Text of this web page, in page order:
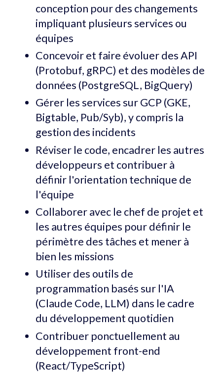
conception pour des changements
impliquant plusieurs services ou
équipes
Concevoir et faire évoluer des API
(Protobuf, gRPC) et des modèles de
données (PostgreSQL, BigQuery)
Gérer les services sur GCP (GKE,
Bigtable, Pub/Syb), y compris la
gestion des incidents
Réviser le code, encadrer les autres
développeurs et contribuer à
définir l'orientation technique de
l'équipe
Collaborer avec le chef de projet et
les autres équipes pour définir le
périmètre des tâches et mener à
bien les missions
Utiliser des outils de
programmation basés sur l'IA
(Claude Code, LLM) dans le cadre
du développement quotidien
Contribuer ponctuellement au
développement front-end
(React/TypeScript)